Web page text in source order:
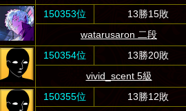
150353位
13勝15敗
watarusaron 二段
150354位
13勝20敗
vivid_scent 5級
150355位
13勝12敗